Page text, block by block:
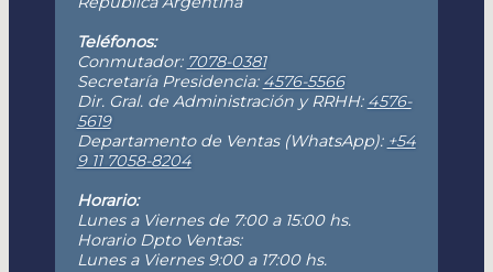
Teléfonos:
Conmutador: 7078-0381
Secretaría Presidencia: 4576-5566
Dir. Gral. de Administración y RRHH: 4576-
5619
Departamento de Ventas (WhatsApp): +54
9 11 7058-8204
Horario:
Lunes a Viernes de 7:00 a 15:00 hs.
Horario Dpto Ventas:
Lunes a Viernes 9:00 a 17:00 hs.